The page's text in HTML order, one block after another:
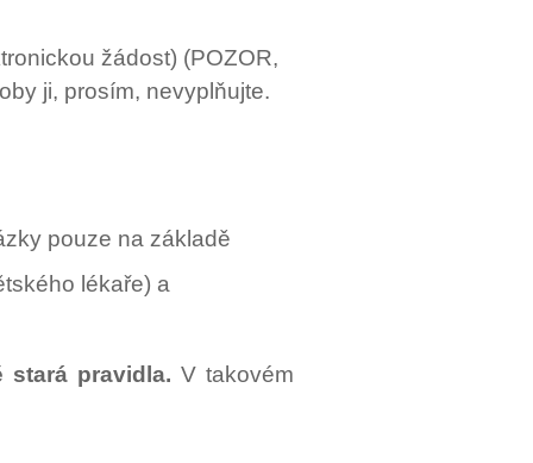
žádost) (POZOR,
ji, prosím, nevyplňujte.
pouze na základě
lékaře) a
stará pravidla. V takovém